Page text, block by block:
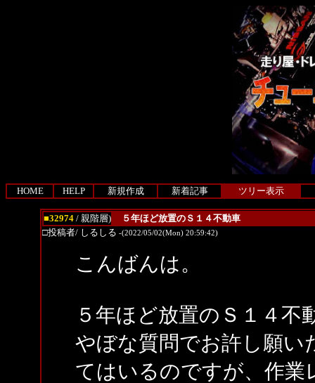
HOME HELP 新規作成 新着記事 ツリー表示
■32974/ 親階層)
５年ほど放置のＳ１４不動車
□投稿者/ しるしる -(2022/05/02(Mon) 20:59:42)
こんばんは。
５年ほど放置のＳ１４不
やぼな質問でお許し願い
てはいるのですが、作業